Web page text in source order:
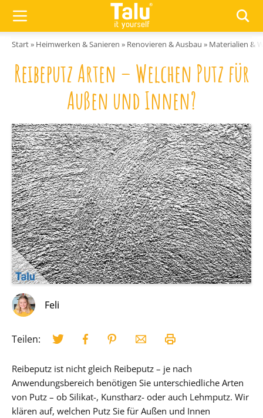
Start» Heimwerken & Sanieren » Renovieren & Ausbau » Materialien &
Reibeputz Arten – Welchen Putz für
Außen und Innen?
Feli
Teilen:
Reibeputz ist nicht gleich Reibeputz – je nach
Anwendungsbereich benötigen Sie unterschiedliche Arten
von Putz – ob Silikat-, Kunstharz- oder auch Lehmputz. Wir
klären auf, welchen Putz Sie für Außen und Innen